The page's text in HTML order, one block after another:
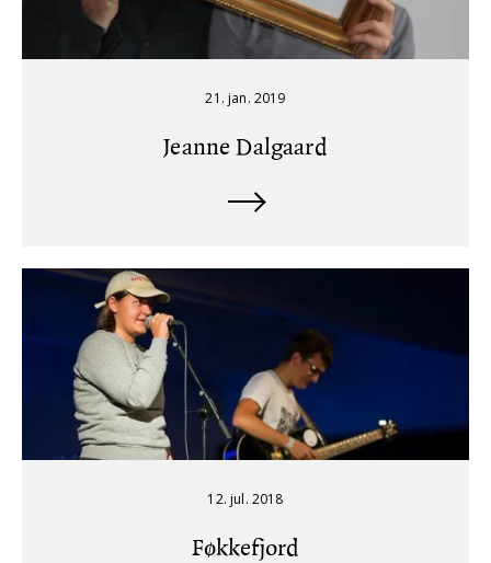
21. jan. 2019
Jeanne Dalgaard
12. jul. 2018
Føkkefjord